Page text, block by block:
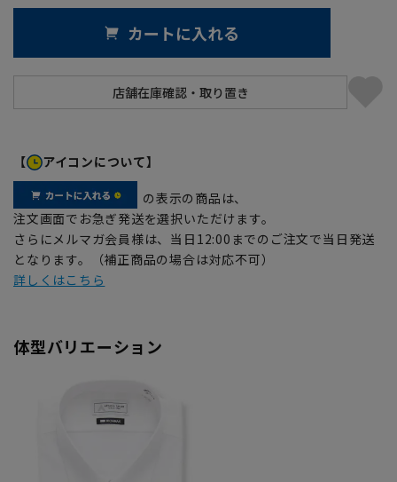
カートに入れる
【 アイコンについて】
の表示の商品は、
注文画面でお急ぎ発送を選択いただけます。
さらにメルマガ会員様は、当日12:00までのご注文で当日発送
となります。（補正商品の場合は対応不可）
詳しくはこちら
体型バリエーション